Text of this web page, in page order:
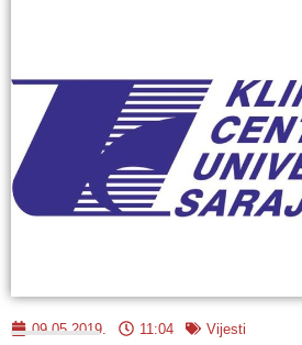
09.05.2019. 11:04 Vijesti